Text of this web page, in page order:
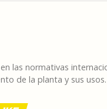
las normativas
de la planta y sus usos.